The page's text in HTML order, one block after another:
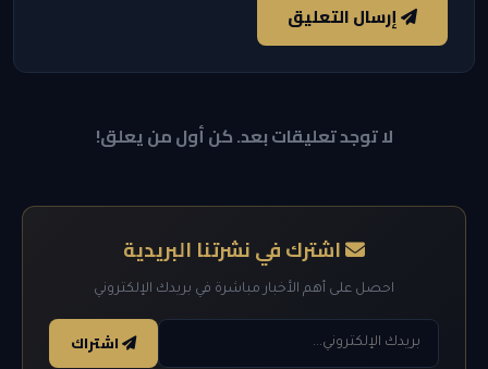
إرسال التعليق
لا توجد تعليقات بعد. كن أول من يعلق!
اشترك في نشرتنا البريدية
احصل على أهم الأخبار مباشرة في بريدك الإلكتروني
اشتراك